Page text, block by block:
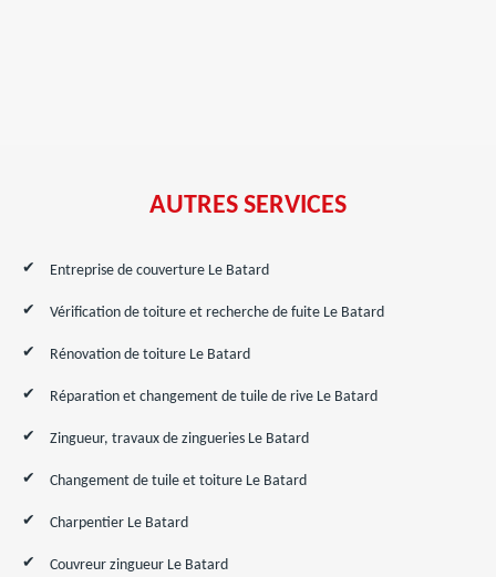
AUTRES SERVICES
Entreprise de couverture Le Batard
Vérification de toiture et recherche de fuite Le Batard
Rénovation de toiture Le Batard
Réparation et changement de tuile de rive Le Batard
Zingueur, travaux de zingueries Le Batard
Changement de tuile et toiture Le Batard
Charpentier Le Batard
Couvreur zingueur Le Batard